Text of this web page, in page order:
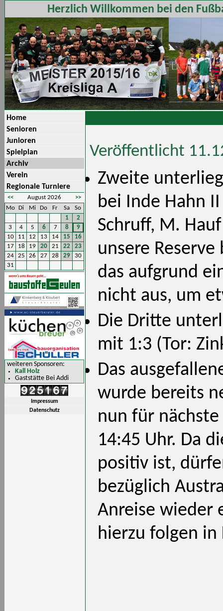
Herzlich Willkommen bei den
Home
Senioren
Junioren
Spielplan
Archiv
Verein
Regionale Turniere
<< >>
August 2026
Mo Di Mi Do Fr Sa
So
1
2
3
4 5 6 7 8
9
10
11 12 13 14 15
16
17
18 19 20 21 22
23
24
25 26 27 28 29
30
31
weiteren Sponsoren:
Kall Holz
Gaststätte Bei Addi
Impressum
Datenschutz
Veröffentlicht
Zweite
bei Inde Hahn
Schruff, M.
unsere
das aufgrund
nicht aus, um
Die Dritte
mit 1:3 (Tor:
Das
wurde bereits
nun für
14:45 Uhr. Da
positiv ist,
bezüglich
Anreise wieder
hierzu folgen in